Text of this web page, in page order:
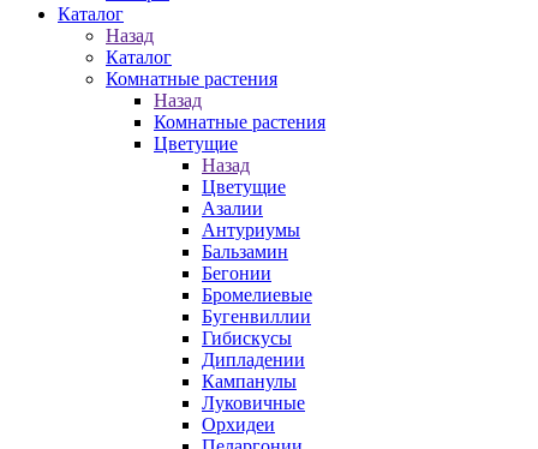
Каталог
Назад
Каталог
Комнатные растения
Назад
Комнатные растения
Цветущие
Назад
Цветущие
Азалии
Антуриумы
Бальзамин
Бегонии
Бромелиевые
Бугенвиллии
Гибискусы
Дипладении
Кампанулы
Луковичные
Орхидеи